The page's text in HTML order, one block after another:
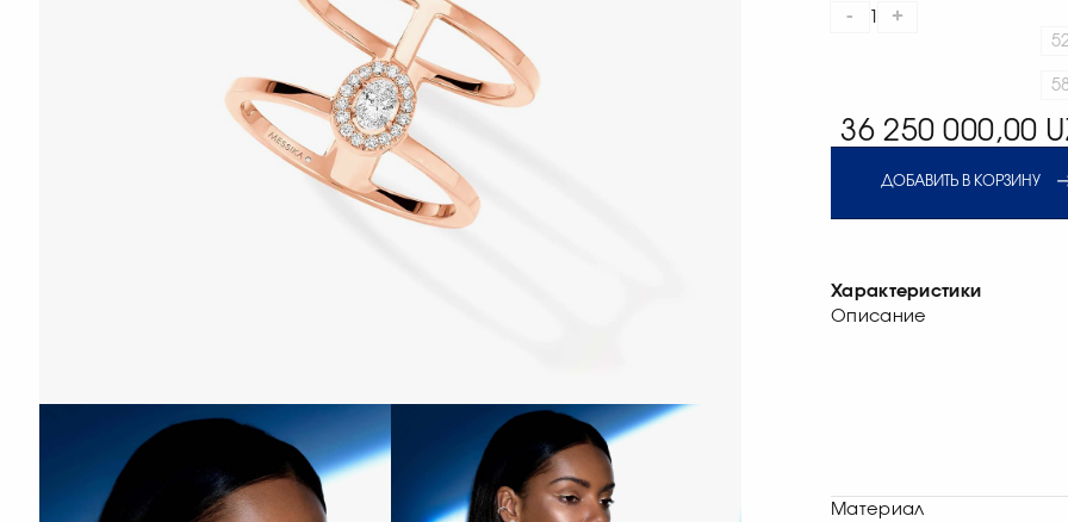
- 1 +
36 250 000,00
ДОБАВИТЬ В КОРЗИНУ
Характеристики
Описание
Материал